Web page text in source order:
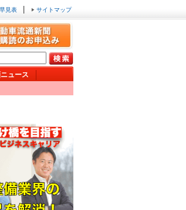
見表 サイトマップ
ュース